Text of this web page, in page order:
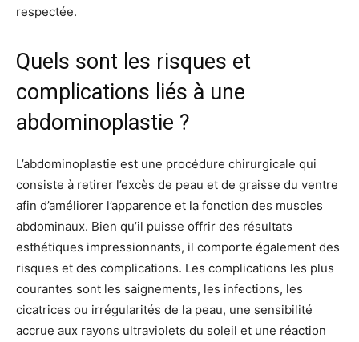
respectée.
Quels sont les risques et
complications liés à une
abdominoplastie ?
L’abdominoplastie est une procédure chirurgicale qui
consiste à retirer l’excès de peau et de graisse du ventre
afin d’améliorer l’apparence et la fonction des muscles
abdominaux. Bien qu’il puisse offrir des résultats
esthétiques impressionnants, il comporte également des
risques et des complications. Les complications les plus
courantes sont les saignements, les infections, les
cicatrices ou irrégularités de la peau, une sensibilité
accrue aux rayons ultraviolets du soleil et une réaction